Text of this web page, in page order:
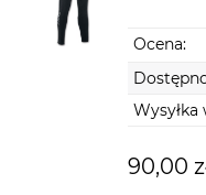
Ocena:
Wysyłka
90,00